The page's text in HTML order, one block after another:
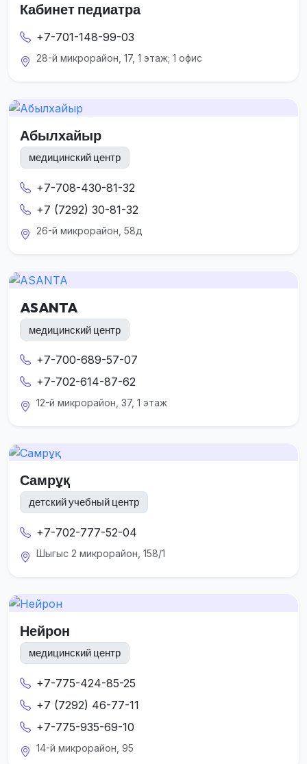
Кабинет педиатра
+7-701-148-99-03
28-й микрорайон, 17, 1 этаж; 1 офис
Абылхайыр
медицинский центр
+7-708-430-81-32
+7 (7292) 30-81-32
26-й микрорайон, 58д
ASANTA
медицинский центр
+7-700-689-57-07
+7-702-614-87-62
12-й микрорайон, 37, 1 этаж
Самрұқ
детский учебный центр
+7-702-777-52-04
Шыгыс 2 микрорайон, 158/1
Нейрон
медицинский центр
+7-775-424-85-25
+7 (7292) 46-77-11
+7-775-935-69-10
14-й микрорайон, 95